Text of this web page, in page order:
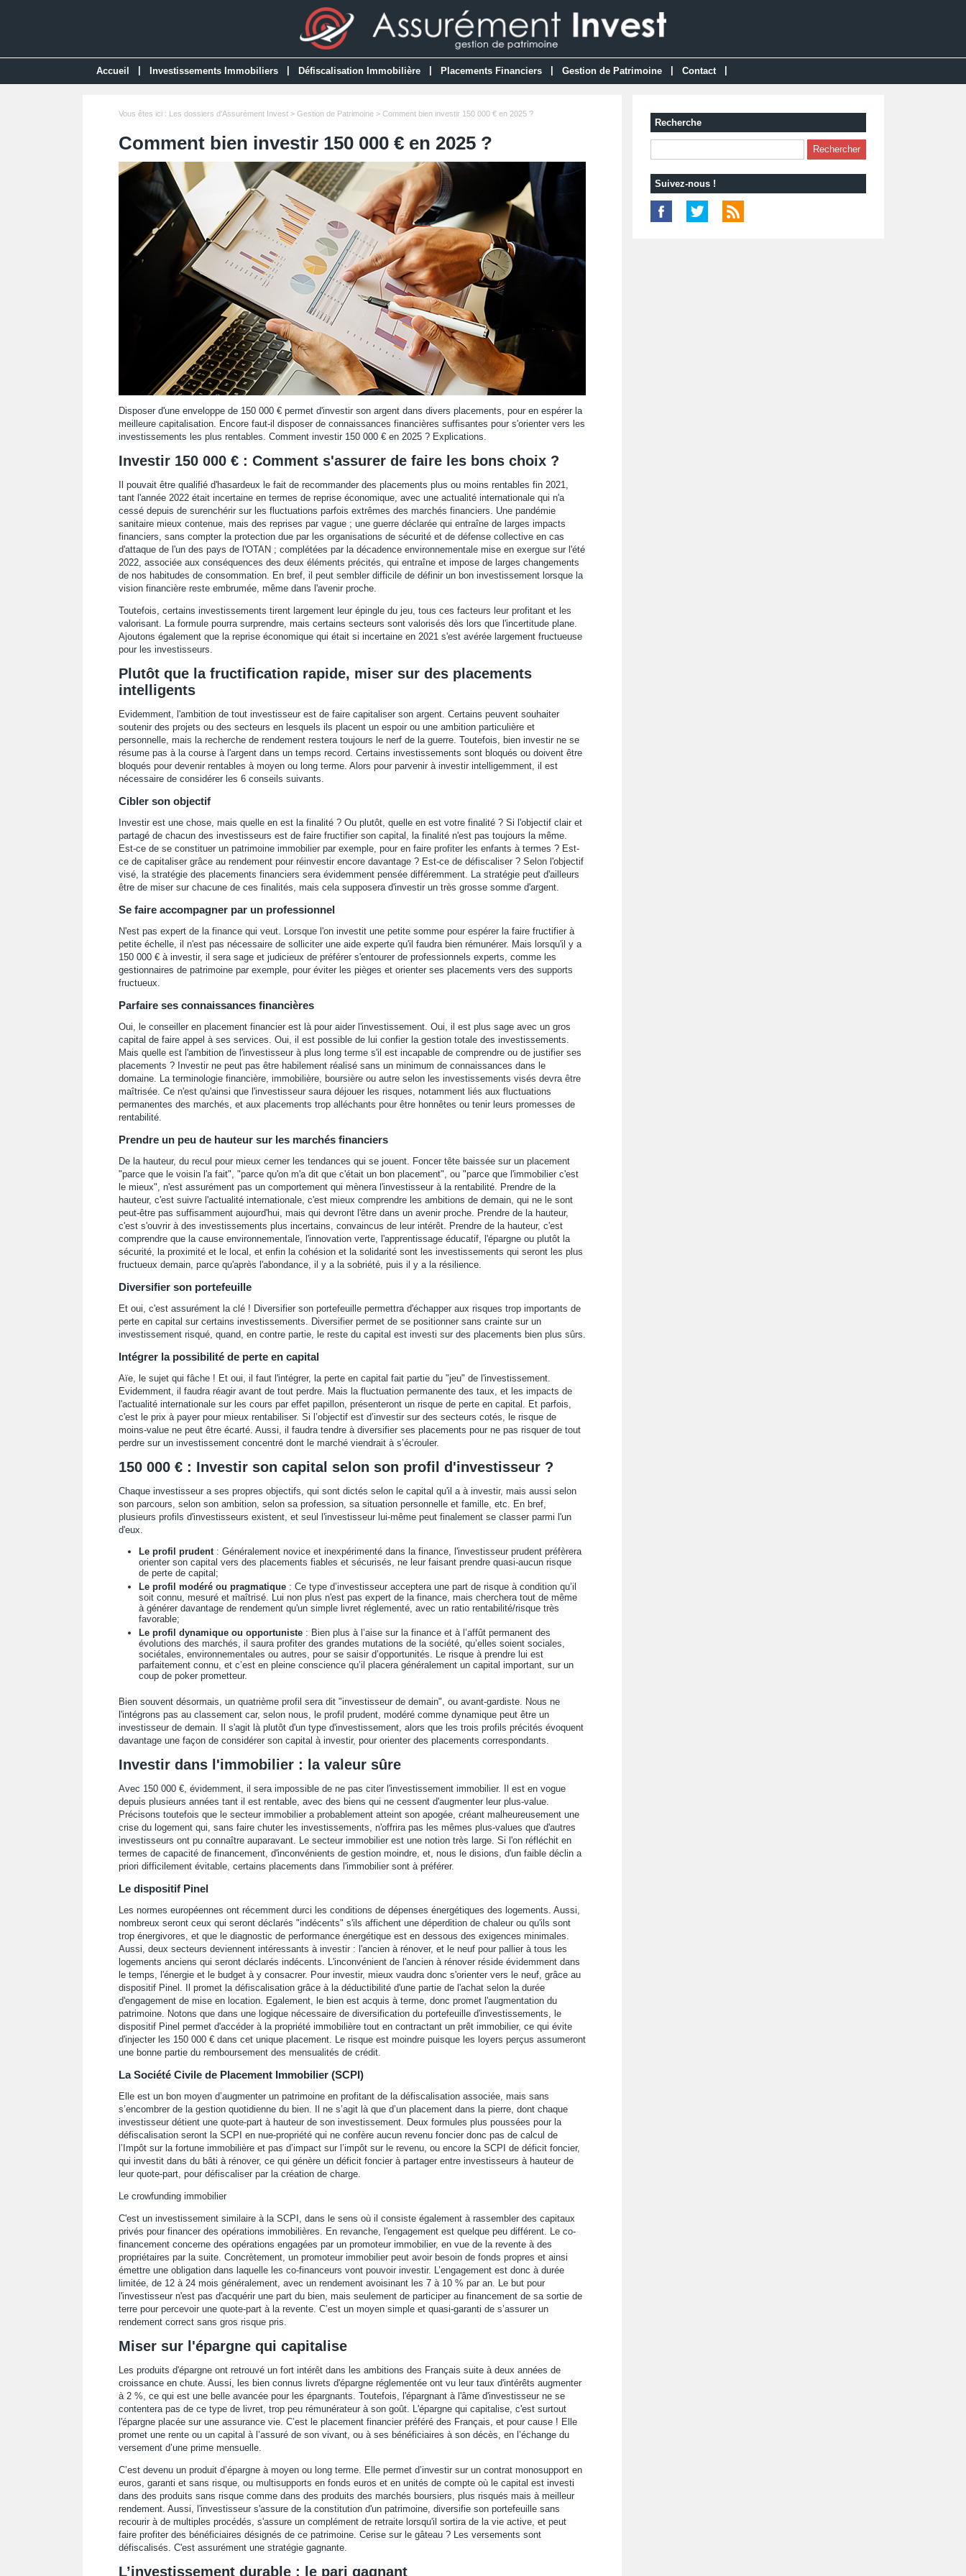
Accueil Investissements Immobiliers Défiscalisation Immobilière Placements Financiers Gestion de Patrimoine Contact
Vous êtes ici : Les dossiers d'Assurément Invest> Gestion de Patrimoine> Comment bien investir 150 000 € en 2025 ?
Comment bien investir 150 000 € en 2025 ?
Disposer d'une enveloppe de 150 000 € permet d'investir son argent dans divers placements, pour en espérer la
meilleure capitalisation. Encore faut-il disposer de connaissances financières suffisantes pour s'orienter vers les
investissements les plus rentables. Comment investir 150 000 € en 2025 ? Explications.
Investir 150 000 € : Comment s'assurer de faire les bons choix ?
Il pouvait être qualifié d'hasardeux le fait de recommander des placements plus ou moins rentables fin 2021,
tant l'année 2022 était incertaine en termes de reprise économique, avec une actualité internationale qui n'a
cessé depuis de surenchérir sur les fluctuations parfois extrêmes des marchés financiers. Une pandémie
sanitaire mieux contenue, mais des reprises par vague ; une guerre déclarée qui entraîne de larges impacts
financiers, sans compter la protection due par les organisations de sécurité et de défense collective en cas
d'attaque de l'un des pays de l'OTAN ; complétées par la décadence environnementale mise en exergue sur l'été
2022, associée aux conséquences des deux éléments précités, qui entraîne et impose de larges changements
de nos habitudes de consommation. En bref, il peut sembler difficile de définir un bon investissement lorsque la
vision financière reste embrumée, même dans l'avenir proche.
Toutefois, certains investissements tirent largement leur épingle du jeu, tous ces facteurs leur profitant et les
valorisant. La formule pourra surprendre, mais certains secteurs sont valorisés dès lors que l'incertitude plane.
Ajoutons également que la reprise économique qui était si incertaine en 2021 s'est avérée largement fructueuse
pour les investisseurs.
Plutôt que la fructification rapide, miser sur des placements
intelligents
Evidemment, l'ambition de tout investisseur est de faire capitaliser son argent. Certains peuvent souhaiter
soutenir des projets ou des secteurs en lesquels ils placent un espoir ou une ambition particulière et
personnelle, mais la recherche de rendement restera toujours le nerf de la guerre. Toutefois, bien investir ne se
résume pas à la course à l'argent dans un temps record. Certains investissements sont bloqués ou doivent être
bloqués pour devenir rentables à moyen ou long terme. Alors pour parvenir à investir intelligemment, il est
nécessaire de considérer les 6 conseils suivants.
Cibler son objectif
Investir est une chose, mais quelle en est la finalité ? Ou plutôt, quelle en est votre finalité ? Si l'objectif clair et
partagé de chacun des investisseurs est de faire fructifier son capital, la finalité n'est pas toujours la même.
Est-ce de se constituer un patrimoine immobilier par exemple, pour en faire profiter les enfants à termes ? Est-
ce de capitaliser grâce au rendement pour réinvestir encore davantage ? Est-ce de défiscaliser ? Selon l'objectif
visé, la stratégie des placements financiers sera évidemment pensée différemment. La stratégie peut d'ailleurs
être de miser sur chacune de ces finalités, mais cela supposera d'investir un très grosse somme d'argent.
Se faire accompagner par un professionnel
N'est pas expert de la finance qui veut. Lorsque l'on investit une petite somme pour espérer la faire fructifier à
petite échelle, il n'est pas nécessaire de solliciter une aide experte qu'il faudra bien rémunérer. Mais lorsqu'il y a
150 000 € à investir, il sera sage et judicieux de préférer s'entourer de professionnels experts, comme les
gestionnaires de patrimoine par exemple, pour éviter les pièges et orienter ses placements vers des supports
fructueux.
Parfaire ses connaissances financières
Oui, le conseiller en placement financier est là pour aider l'investissement. Oui, il est plus sage avec un gros
capital de faire appel à ses services. Oui, il est possible de lui confier la gestion totale des investissements.
Mais quelle est l'ambition de l'investisseur à plus long terme s'il est incapable de comprendre ou de justifier ses
placements ? Investir ne peut pas être habilement réalisé sans un minimum de connaissances dans le
domaine. La terminologie financière, immobilière, boursière ou autre selon les investissements visés devra être
maîtrisée. Ce n'est qu'ainsi que l'investisseur saura déjouer les risques, notamment liés aux fluctuations
permanentes des marchés, et aux placements trop alléchants pour être honnêtes ou tenir leurs promesses de
rentabilité.
Prendre un peu de hauteur sur les marchés financiers
De la hauteur, du recul pour mieux cerner les tendances qui se jouent. Foncer tête baissée sur un placement
"parce que le voisin l'a fait", "parce qu'on m'a dit que c'était un bon placement", ou "parce que l'immobilier c'est
le mieux", n'est assurément pas un comportement qui mènera l'investisseur à la rentabilité. Prendre de la
hauteur, c'est suivre l'actualité internationale, c'est mieux comprendre les ambitions de demain, qui ne le sont
peut-être pas suffisamment aujourd'hui, mais qui devront l'être dans un avenir proche. Prendre de la hauteur,
c'est s'ouvrir à des investissements plus incertains, convaincus de leur intérêt. Prendre de la hauteur, c'est
comprendre que la cause environnementale, l'innovation verte, l'apprentissage éducatif, l'épargne ou plutôt la
sécurité, la proximité et le local, et enfin la cohésion et la solidarité sont les investissements qui seront les plus
fructueux demain, parce qu'après l'abondance, il y a la sobriété, puis il y a la résilience.
Diversifier son portefeuille
Et oui, c'est assurément la clé ! Diversifier son portefeuille permettra d'échapper aux risques trop importants de
perte en capital sur certains investissements. Diversifier permet de se positionner sans crainte sur un
investissement risqué, quand, en contre partie, le reste du capital est investi sur des placements bien plus sûrs.
Intégrer la possibilité de perte en capital
Aïe, le sujet qui fâche ! Et oui, il faut l'intégrer, la perte en capital fait partie du "jeu" de l'investissement.
Evidemment, il faudra réagir avant de tout perdre. Mais la fluctuation permanente des taux, et les impacts de
l'actualité internationale sur les cours par effet papillon, présenteront un risque de perte en capital. Et parfois,
c'est le prix à payer pour mieux rentabiliser. Si l’objectif est d’investir sur des secteurs cotés, le risque de
moins-value ne peut être écarté. Aussi, il faudra tendre à diversifier ses placements pour ne pas risquer de tout
perdre sur un investissement concentré dont le marché viendrait à s’écrouler.
150 000 € : Investir son capital selon son profil d'investisseur ?
Chaque investisseur a ses propres objectifs, qui sont dictés selon le capital qu'il a à investir, mais aussi selon
son parcours, selon son ambition, selon sa profession, sa situation personnelle et famille, etc. En bref,
plusieurs profils d'investisseurs existent, et seul l'investisseur lui-même peut finalement se classer parmi l'un
d'eux.
Le profil prudent: Généralement novice et inexpérimenté dans la finance, l'investisseur prudent préfèrera
orienter son capital vers des placements fiables et sécurisés, ne leur faisant prendre quasi-aucun risque
de perte de capital;
Le profil modéré ou pragmatique: Ce type d’investisseur acceptera une part de risque à condition qu’il
soit connu, mesuré et maîtrisé. Lui non plus n'est pas expert de la finance, mais cherchera tout de même
à générer davantage de rendement qu'un simple livret réglementé, avec un ratio rentabilité/risque très
favorable;
Le profil dynamique ou opportuniste: Bien plus à l’aise sur la finance et à l’affût permanent des
évolutions des marchés, il saura profiter des grandes mutations de la société, qu’elles soient sociales,
sociétales, environnementales ou autres, pour se saisir d’opportunités. Le risque à prendre lui est
parfaitement connu, et c’est en pleine conscience qu’il placera généralement un capital important, sur un
coup de poker prometteur.
Bien souvent désormais, un quatrième profil sera dit "investisseur de demain", ou avant-gardiste. Nous ne
l'intégrons pas au classement car, selon nous, le profil prudent, modéré comme dynamique peut être un
investisseur de demain. Il s'agit là plutôt d'un type d'investissement, alors que les trois profils précités évoquent
davantage une façon de considérer son capital à investir, pour orienter des placements correspondants.
Investir dans l'immobilier : la valeur sûre
Avec 150 000 €, évidemment, il sera impossible de ne pas citer l'investissement immobilier. Il est en vogue
depuis plusieurs années tant il est rentable, avec des biens qui ne cessent d'augmenter leur plus-value.
Précisons toutefois que le secteur immobilier a probablement atteint son apogée, créant malheureusement une
crise du logement qui, sans faire chuter les investissements, n'offrira pas les mêmes plus-values que d'autres
investisseurs ont pu connaître auparavant. Le secteur immobilier est une notion très large. Si l'on réfléchit en
termes de capacité de financement, d'inconvénients de gestion moindre, et, nous le disions, d'un faible déclin a
priori difficilement évitable, certains placements dans l'immobilier sont à préférer.
Le dispositif Pinel
Les normes européennes ont récemment durci les conditions de dépenses énergétiques des logements. Aussi,
nombreux seront ceux qui seront déclarés "indécents" s'ils affichent une déperdition de chaleur ou qu'ils sont
trop énergivores, et que le diagnostic de performance énergétique est en dessous des exigences minimales.
Aussi, deux secteurs deviennent intéressants à investir : l'ancien à rénover, et le neuf pour pallier à tous les
logements anciens qui seront déclarés indécents. L'inconvénient de l'ancien à rénover réside évidemment dans
le temps, l'énergie et le budget à y consacrer. Pour investir, mieux vaudra donc s'orienter vers le neuf, grâce au
dispositif Pinel. Il promet la défiscalisation grâce à la déductibilité d'une partie de l'achat selon la durée
d'engagement de mise en location. Egalement, le bien est acquis à terme, donc promet l'augmentation du
patrimoine. Notons que dans une logique nécessaire de diversification du portefeuille d'investissements, le
dispositif Pinel permet d'accéder à la propriété immobilière tout en contractant un prêt immobilier, ce qui évite
d'injecter les 150 000 € dans cet unique placement. Le risque est moindre puisque les loyers perçus assumeront
une bonne partie du remboursement des mensualités de crédit.
La Société Civile de Placement Immobilier (SCPI)
Elle est un bon moyen d’augmenter un patrimoine en profitant de la défiscalisation associée, mais sans
s’encombrer de la gestion quotidienne du bien. Il ne s’agit là que d’un placement dans la pierre, dont chaque
investisseur détient une quote-part à hauteur de son investissement. Deux formules plus poussées pour la
défiscalisation seront la SCPI en nue-propriété qui ne confère aucun revenu foncier donc pas de calcul de
l’Impôt sur la fortune immobilière et pas d’impact sur l’impôt sur le revenu, ou encore la SCPI de déficit foncier,
qui investit dans du bâti à rénover, ce qui génère un déficit foncier à partager entre investisseurs à hauteur de
leur quote-part, pour défiscaliser par la création de charge.
Le crowfunding immobilier
C'est un investissement similaire à la SCPI, dans le sens où il consiste également à rassembler des capitaux
privés pour financer des opérations immobilières. En revanche, l'engagement est quelque peu différent. Le co-
financement concerne des opérations engagées par un promoteur immobilier, en vue de la revente à des
propriétaires par la suite. Concrètement, un promoteur immobilier peut avoir besoin de fonds propres et ainsi
émettre une obligation dans laquelle les co-financeurs vont pouvoir investir. L’engagement est donc à durée
limitée, de 12 à 24 mois généralement, avec un rendement avoisinant les 7 à 10 % par an. Le but pour
l'investisseur n'est pas d'acquérir une part du bien, mais seulement de participer au financement de sa sortie de
terre pour percevoir une quote-part à la revente. C’est un moyen simple et quasi-garanti de s’assurer un
rendement correct sans gros risque pris.
Miser sur l'épargne qui capitalise
Les produits d'épargne ont retrouvé un fort intérêt dans les ambitions des Français suite à deux années de
croissance en chute. Aussi, les bien connus livrets d'épargne réglementée ont vu leur taux d'intérêts augmenter
à 2 %, ce qui est une belle avancée pour les épargnants. Toutefois, l'épargnant à l'âme d'investisseur ne se
contentera pas de ce type de livret, trop peu rémunérateur à son goût. L'épargne qui capitalise, c'est surtout
l'épargne placée sur une assurance vie. C’est le placement financier préféré des Français, et pour cause ! Elle
promet une rente ou un capital à l’assuré de son vivant, ou à ses bénéficiaires à son décès, en l’échange du
versement d’une prime mensuelle.
C’est devenu un produit d’épargne à moyen ou long terme. Elle permet d’investir sur un contrat monosupport en
euros, garanti et sans risque, ou multisupports en fonds euros et en unités de compte où le capital est investi
dans des produits sans risque comme dans des produits des marchés boursiers, plus risqués mais à meilleur
rendement. Aussi, l'investisseur s'assure de la constitution d'un patrimoine, diversifie son portefeuille sans
recourir à de multiples procédés, s'assure un complément de retraite lorsqu'il sortira de la vie active, et peut
faire profiter des bénéficiaires désignés de ce patrimoine. Cerise sur le gâteau ? Les versements sont
défiscalisés. C'est assurément une stratégie gagnante.
L’investissement durable : le pari gagnant
Recherche
Suivez-nous !